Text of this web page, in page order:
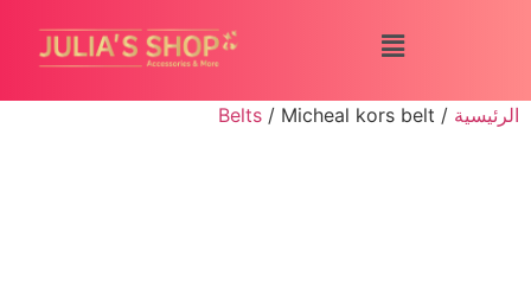
الرئيسية /
Belts / Micheal kors belt